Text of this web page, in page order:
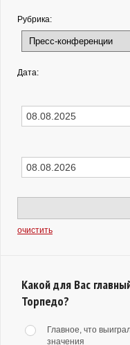
Рубрика:
Дата:
очистить
Какой для Вас
Торпедо?
Главное, что
значения